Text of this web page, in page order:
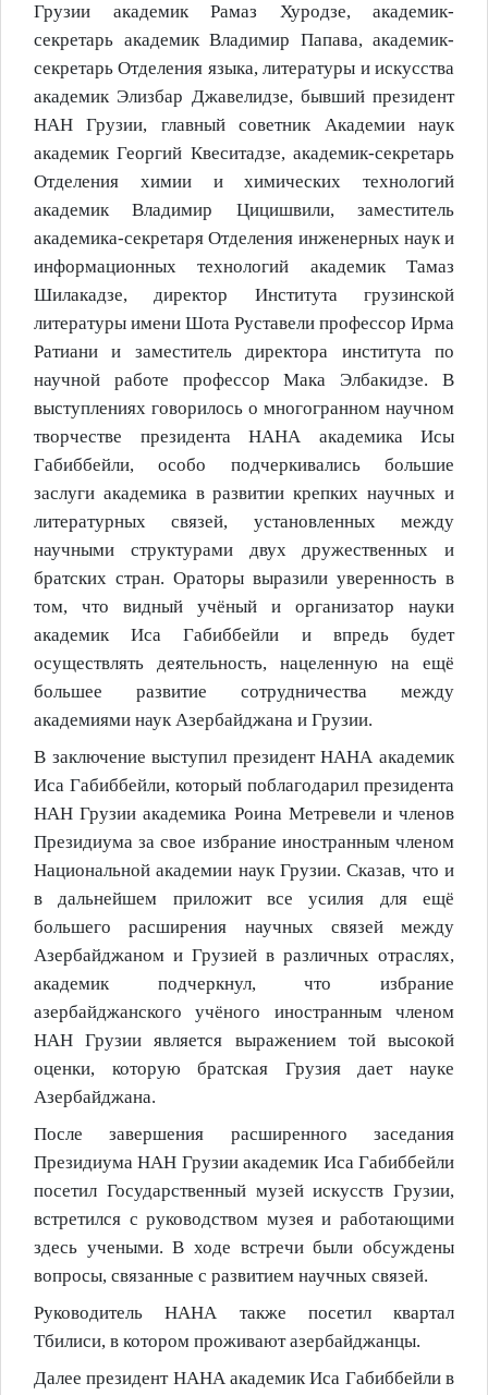
Грузии академик Рамаз Хуродзе, академик-
секретарь академик Владимир Папава, академик-
секретарь Отделения языка, литературы и искусства
академик Элизбар Джавелидзе, бывший президент
НАН Грузии, главный советник Академии наук
академик Георгий Квеситадзе, академик-секретарь
Отделения химии и химических технологий
академик Владимир Цицишвили, заместитель
академика-секретаря Отделения инженерных наук и
информационных технологий академик Тамаз
Шилакадзе, директор Института грузинской
литературы имени Шота Руставели профессор Ирма
Ратиани и заместитель директора института по
научной работе профессор Мака Элбакидзе. В
выступлениях говорилось о многогранном научном
творчестве президента НАНА академика Исы
Габиббейли, особо подчеркивались большие
заслуги академика в развитии крепких научных и
литературных связей, установленных между
научными структурами двух дружественных и
братских стран. Ораторы выразили уверенность в
том, что видный учёный и организатор науки
академик Иса Габиббейли и впредь будет
осуществлять деятельность, нацеленную на ещё
большее развитие сотрудничества между
академиями наук Азербайджана и Грузии.
В заключение выступил президент НАНА академик
Иса Габиббейли, который поблагодарил президента
НАН Грузии академика Роина Метревели и членов
Президиума за свое избрание иностранным членом
Национальной академии наук Грузии. Сказав, что и
в дальнейшем приложит все усилия для ещё
большего расширения научных связей между
Азербайджаном и Грузией в различных отраслях,
академик подчеркнул, что избрание
азербайджанского учёного иностранным членом
НАН Грузии является выражением той высокой
оценки, которую братская Грузия дает науке
Азербайджана.
После завершения расширенного заседания
Президиума НАН Грузии академик Иса Габиббейли
посетил Государственный музей искусств Грузии,
встретился с руководством музея и работающими
здесь учеными. В ходе встречи были обсуждены
вопросы, связанные с развитием научных связей.
Руководитель НАНА также посетил квартал
Тбилиси, в котором проживают азербайджанцы.
Далее президент НАНА академик Иса Габиббейли в